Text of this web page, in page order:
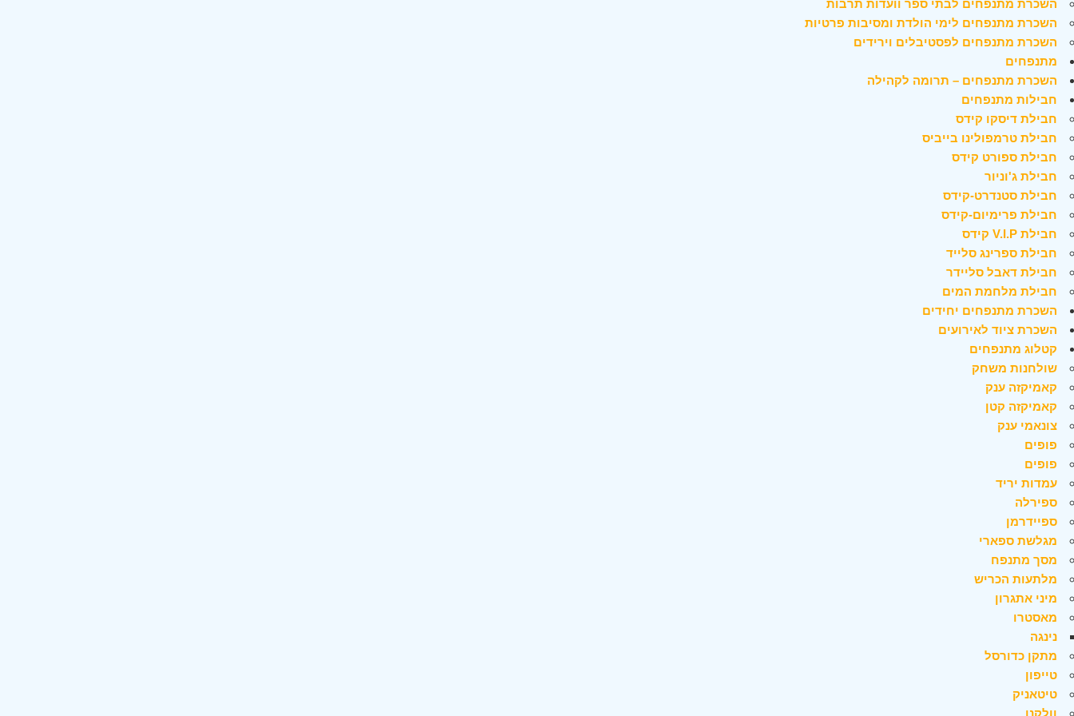
השכרת מתנפחים לבתי ספר וועדות תרבות
השכרת מתנפחים לימי הולדת ומסיבות פרטיות
השכרת מתנפחים לפסטיבלים וירידים
מתנפחים
השכרת מתנפחים – תרומה לקהילה
חבילות מתנפחים
חבילת דיסקו קידס
חבילת טרמפולינו בייביס
חבילת ספורט קידס
חבילת ג'וניור
חבילת סטנדרט-קידס
חבילת פרימיום-קידס
חבילת V.I.P קידס
חבילת ספרינג סלייד
חבילת דאבל סליידר
חבילת מלחמת המים
השכרת מתנפחים יחידים
השכרת ציוד לאירועים
קטלוג מתנפחים
שולחנות משחק
קאמיקזה ענק
קאמיקזה קטן
צונאמי ענק
פופים
פופים
עמדות יריד
ספירלה
ספיידרמן
מגלשת ספארי
מסך מתנפח
מלתעות הכריש
מיני אתגרון
מאסטרו
נינגה
מתקן כדורסל
טייפון
טיטאניק
וולקנו